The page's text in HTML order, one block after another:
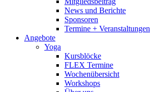
News und Berichte
Sponsoren
Termine + Veranstaltungen
Angebote
Yoga
Kursblöcke
FLEX Termine
Wochenübersicht
Workshops